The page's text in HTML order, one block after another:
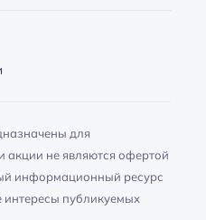
для
не являются офертой
информационный ресурс
публикуемых